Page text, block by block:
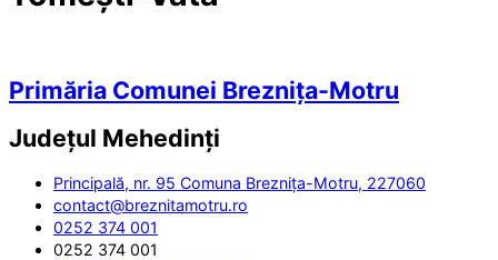
Primăria Comunei Breznița-Motru
Județul Mehedinți
Principală, nr. 95 Comuna Breznița-Motru, 227060
contact@breznitamotru.ro
0252 374 001
0252 374 001